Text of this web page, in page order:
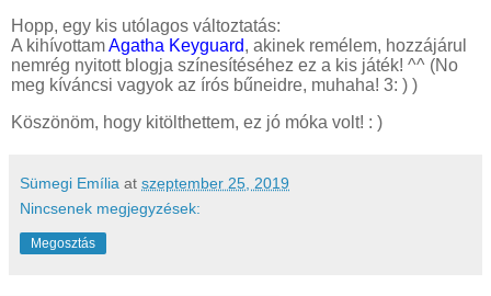
Hopp, egy kis utólagos változtatás:
A kihívottamAgatha Keyguard, akinek remélem, hozzájárul
nemrég nyitott blogja színesítéséhez ez a kis játék! ^^ (No
meg kíváncsi vagyok az írós bűneidre, muhaha! 3: ) )
Köszönöm, hogy kitölthettem, ez jó móka volt! : )
Sümegi Emília at szeptember 25, 2019
Nincsenek megjegyzések:
Megosztás